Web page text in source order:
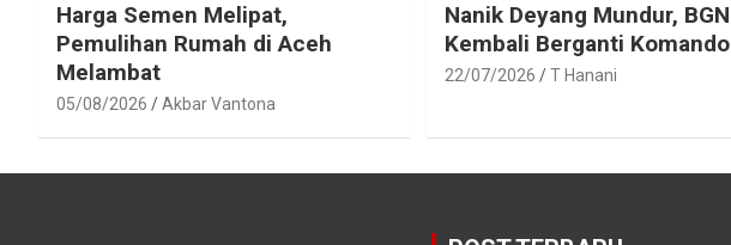
Harga Semen Melipat,
Pemulihan Rumah di Aceh
Melambat
05/08/2026 Akbar Vantona
Nanik Deyang Mundur, BGN
Kembali Berganti Komando
22/07/2026 T Hanani